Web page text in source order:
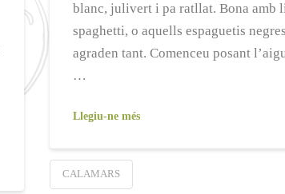
blanc, julivert i pa ratllat. Bona amb
spaghetti, o aquells espaguetis
agraden tant. Comenceu posant
…
Llegiu-ne més
CALAMARS